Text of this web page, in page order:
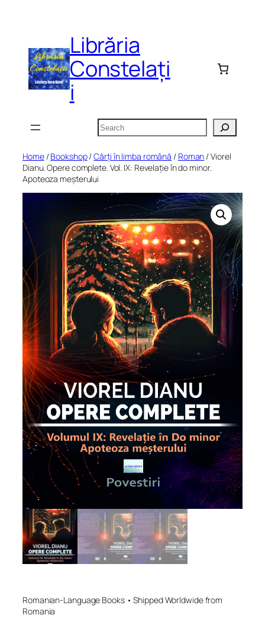
Librăria
Constelați
i
Search
Home/Bookshop/Cărți în limba română / Roman / Viorel
Dianu. Opere complete. Vol. IX: Revelație în do minor.
Apoteoza meșterului
Romanian-Language Books • Shipped Worldwide from
Romania